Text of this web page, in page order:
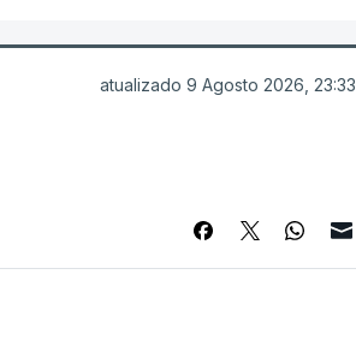
atualizado 9 Agosto 2026, 23:33